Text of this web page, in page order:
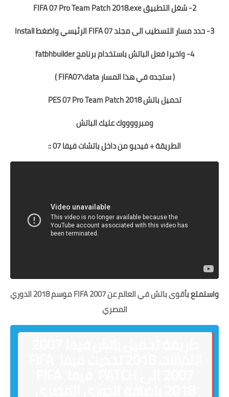
2- شغل التطبيق FIFA 07 Pro Team Patch 2018.exe
3- حدد مسار التسطيب الى مجلد FIFA 07 الرئيسي واضغط Install
4- واخيرا فعل الباتش باستخدام برنامج fatbhbuilder
( ستجده في هذا المسار FIFA07\data )
تحميل باتش PES 07 Pro Team Patch 2018
ومبرووووك عليك الباتش
الطريقة + فيديو من داخل باتشات فيفا 07 ::
واستمتع ب
أقوى باتش في العالم عن FIFA 2007 موسم 2018 الدوري
المصري